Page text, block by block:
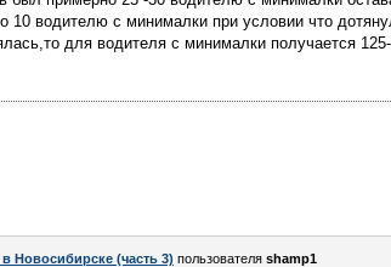
10 водителю с минималки при условии что
для водителя с минималки получается
Новосибирске (часть 3) пользователя shamp1